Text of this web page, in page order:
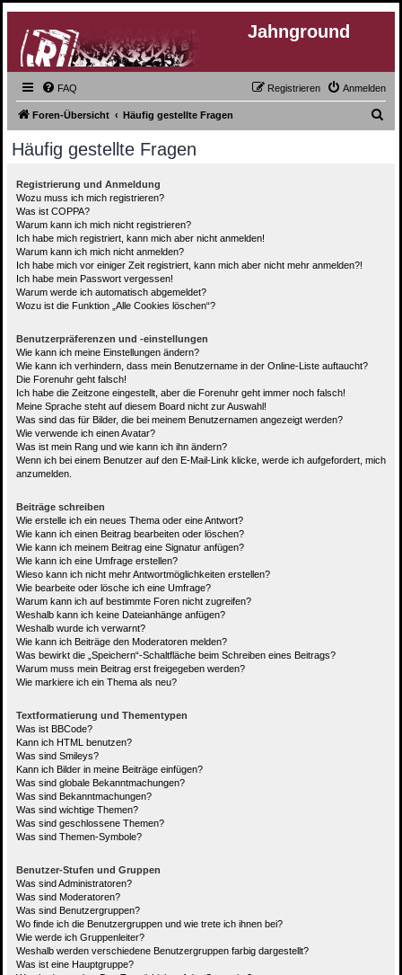
Jahnground
FAQ Anmelden
Registrieren
Foren-Übersicht Häufig gestellte Fragen
Häufig gestellte Fragen
Registrierung und Anmeldung
Wozu muss ich mich registrieren?
Was ist COPPA?
Warum kann ich mich nicht registrieren?
Ich habe mich registriert, kann mich aber nicht anmelden!
Warum kann ich mich nicht anmelden?
Ich habe mich vor einiger Zeit registriert, kann mich aber nicht mehr anmelden?!
Ich habe mein Passwort vergessen!
Warum werde ich automatisch abgemeldet?
Wozu ist die Funktion „Alle Cookies löschen“?
Benutzerpräferenzen und -einstellungen
Wie kann ich meine Einstellungen ändern?
Wie kann ich verhindern, dass mein Benutzername in der Online-Liste auftaucht?
Die Forenuhr geht falsch!
Ich habe die Zeitzone eingestellt, aber die Forenuhr geht immer noch falsch!
Meine Sprache steht auf diesem Board nicht zur Auswahl!
Was sind das für Bilder, die bei meinem Benutzernamen angezeigt werden?
Wie verwende ich einen Avatar?
Was ist mein Rang und wie kann ich ihn ändern?
Wenn ich bei einem Benutzer auf den E-Mail-Link klicke, werde ich aufgefordert, mich
anzumelden.
Beiträge schreiben
Wie erstelle ich ein neues Thema oder eine Antwort?
Wie kann ich einen Beitrag bearbeiten oder löschen?
Wie kann ich meinem Beitrag eine Signatur anfügen?
Wie kann ich eine Umfrage erstellen?
Wieso kann ich nicht mehr Antwortmöglichkeiten erstellen?
Wie bearbeite oder lösche ich eine Umfrage?
Warum kann ich auf bestimmte Foren nicht zugreifen?
Weshalb kann ich keine Dateianhänge anfügen?
Weshalb wurde ich verwarnt?
Wie kann ich Beiträge den Moderatoren melden?
Was bewirkt die „Speichern“-Schaltfläche beim Schreiben eines Beitrags?
Warum muss mein Beitrag erst freigegeben werden?
Wie markiere ich ein Thema als neu?
Textformatierung und Thementypen
Was ist BBCode?
Kann ich HTML benutzen?
Was sind Smileys?
Kann ich Bilder in meine Beiträge einfügen?
Was sind globale Bekanntmachungen?
Was sind Bekanntmachungen?
Was sind wichtige Themen?
Was sind geschlossene Themen?
Was sind Themen-Symbole?
Benutzer-Stufen und Gruppen
Was sind Administratoren?
Was sind Moderatoren?
Was sind Benutzergruppen?
Wo finde ich die Benutzergruppen und wie trete ich ihnen bei?
Wie werde ich Gruppenleiter?
Weshalb werden verschiedene Benutzergruppen farbig dargestellt?
Was ist eine Hauptgruppe?